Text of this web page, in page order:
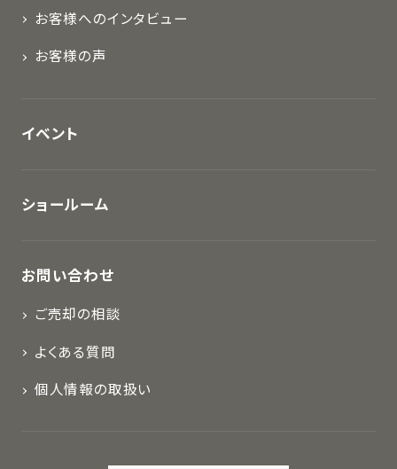
お客様へのインタビュー
お客様の声
イベント
ショールーム
お問い合わせ
ご売却の相談
よくある質問
個人情報の取扱い